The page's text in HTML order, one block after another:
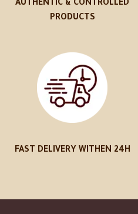
AUTHENTIC & CONTROLLED
PRODUCTS
FAST DELIVERY WITHEN 24H